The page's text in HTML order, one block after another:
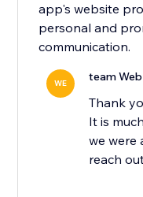
app's website
personal and
communication.
WE team
Thank
It is
we were
reach